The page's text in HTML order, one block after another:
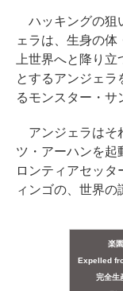
ハッキングの狙
ェラは、生身の
上世界へと降り
とするアンジェラ
るモンスター・サ
アンジェラはそ
ツ・アーハンを起
ロンティアセッ
ィンゴの、世界の
楽
Expelled
完全生